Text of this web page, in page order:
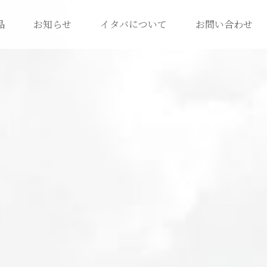
お知らせ イタバについて お問い合わせ